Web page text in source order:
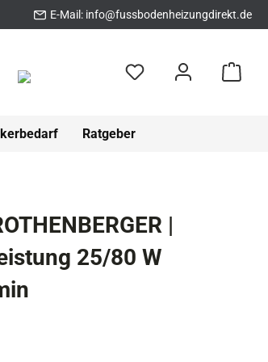
E-Mail: info@fussbodenheizungdirekt.de
Ratgeber
|
25/80 W